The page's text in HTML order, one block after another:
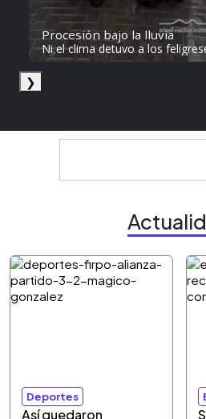
Procesión bajo la lluvia
Ni el clima detuvo a los
el recorrido del Divino Salvador
Mundo. Vídeo: elsalvador.com /
❯
Deportes
Así quedaron